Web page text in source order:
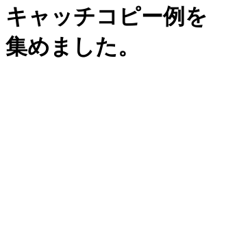
キャッチコピー例を
集めました。